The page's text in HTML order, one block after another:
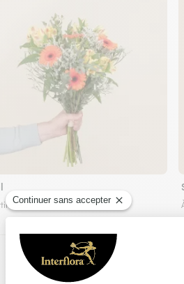
de29€95